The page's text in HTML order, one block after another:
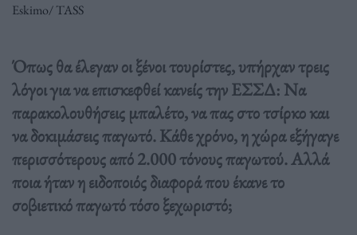
Eskimo/ TASS
Όπως θα έλεγαν οι ξένοι τουρίστες, υπήρχαν τρεις
λόγοι για να επισκεφθεί κανείς την ΕΣΣΔ: Να
παρακολουθήσεις μπαλέτο, να πας στο τσίρκο και
να δοκιμάσεις παγωτό. Κάθε χρόνο, η χώρα εξήγαγε
περισσότερους από 2.000 τόνους παγωτού. Αλλά
ποια ήταν η ειδοποιός διαφορά που έκανε το
σοβιετικό παγωτό τόσο ξεχωριστό;